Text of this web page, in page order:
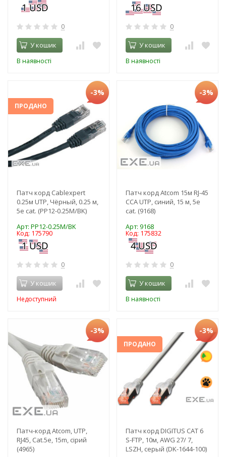
0
У кошик
В наявності
0
У кошик
В наявності
ПРОДАНО
-3%
Патч корд Cablexpert
0.25м UTP, Чёрный, 0.25 м,
5е cat. (PP12-0.25M/BK)
Арт: PP12-0.25M/BK
Код: 175790
0
У кошик
Недоступний
-3%
Патч корд Atcom 15м RJ-45
CCA UTP, синий, 15 м, 5е
cat. (9168)
Арт: 9168
Код: 175832
0
У кошик
В наявності
-3%
Патч-корд Atcom, UTP,
RJ45, Cat.5e, 15m, сірий
(4965)
ПРОДАНО
-3%
Патч корд DIGITUS CAT 6
S-FTP, 10м, AWG 27/ 7,
LSZH, серый (DK-1644-100)